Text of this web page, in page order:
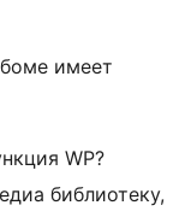
имеет
WP?
библиотеку,